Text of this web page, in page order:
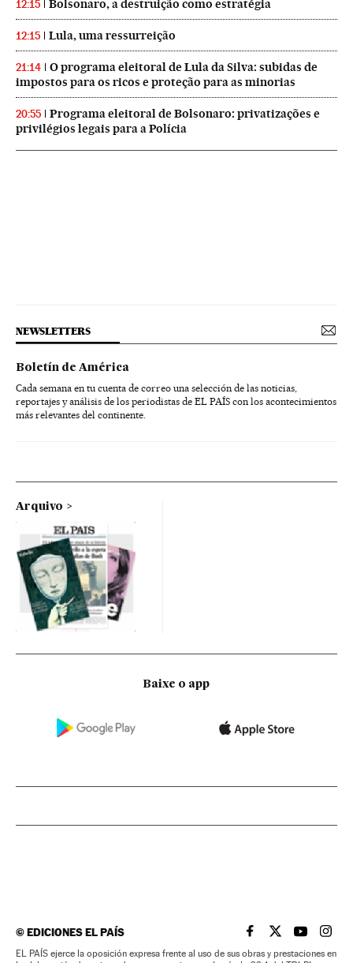
12:15 Bolsonaro, a destruição como estratégia
12:15 Lula, uma ressurreição
21:14
O programa eleitoral de Lula da Silva: subidas de
impostos para os ricos e proteção para as minorias
20:55
Programa eleitoral de Bolsonaro: privatizações e
privilégios legais para a Polícia
NEWSLETTERS
Boletín de América
Cada semana en tu cuenta de correo una selección de las noticias,
reportajes y análisis de los periodistas de EL PAÍS con los acontecimientos
más relevantes del continente.
Arquivo
Baixe o app
©EDICIONES EL PAÍS EL PAÍS BRASIL EN
EL PAÍSEL PAÍS
EL
EL PAÍS ejerce la oposición expresa frente al uso de sus obras y prestaciones en